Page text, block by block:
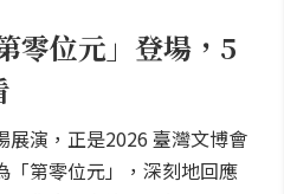
零位元」登場，5
展演，正是2026 臺灣文博會
「第零位元」，深刻地回應